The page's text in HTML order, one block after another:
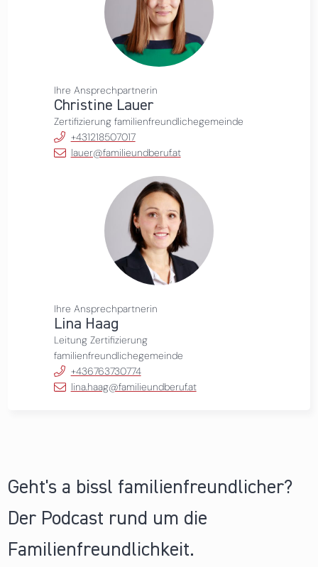
Ihre Ansprechpartnerin
Christine Lauer
Zertifizierung familienfreundlichegemeinde
+431218507017
lauer@familieundberuf.at
Ihre Ansprechpartnerin
Lina Haag
Leitung Zertifizierung
familienfreundlichegemeinde
+436763730774
lina.haag@familieundberuf.at
Geht's a bissl familienfreundlicher?
Der Podcast rund um die
Familienfreundlichkeit.